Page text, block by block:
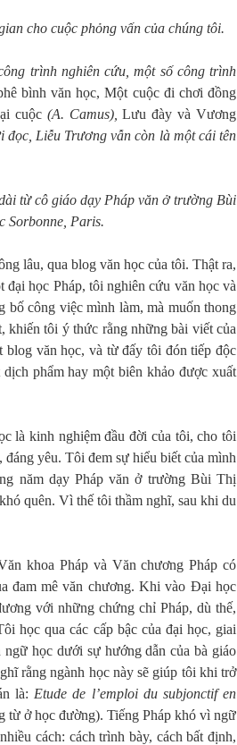
cho cuộc phỏng vấn của chúng tôi.
trình nghiên cứu, một số công trình
bình văn học, Một cuộc đi chơi đồng
cuộc(A. Camus),Lưu đày và Vương
đọc, Liễu Trương vẫn còn là một cái tên
từ cô giáo dạy Pháp văn ở trường Bùi
Sorbonne, Paris.
lâu, qua blog văn học của tôi. Thật ra,
học Pháp, tôi nghiên cứu văn học và
công việc mình làm, mà muốn thong
khiến tôi ý thức rằng những bài viết của
văn học, và từ đấy tôi đón tiếp độc
phẩm hay một biên khảo được xuất
là kinh nghiệm đầu đời của tôi, cho tôi
yêu. Tôi đem sự hiểu biết của mình
năm dạy Pháp văn ở trường Bùi Thị
quên. Vì thế tôi thầm nghĩ, sau khi du
khoa Pháp và Văn chương Pháp có
đam mê văn chương. Khi vào Đại học
với những chứng chỉ Pháp, dù thế,
học qua các cấp bậc của đại học, giai
học dưới sự hướng dẫn của bà giáo
rằng ngành học này sẽ giúp tôi khi trở
là: Etude de l’emploi du subjonctif en
từ ở học đường). Tiếng Pháp khó vì ngữ
cách: cách trình bày, cách bất định,